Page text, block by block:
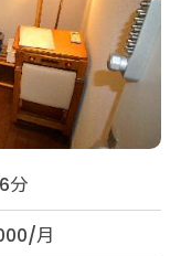
分
月